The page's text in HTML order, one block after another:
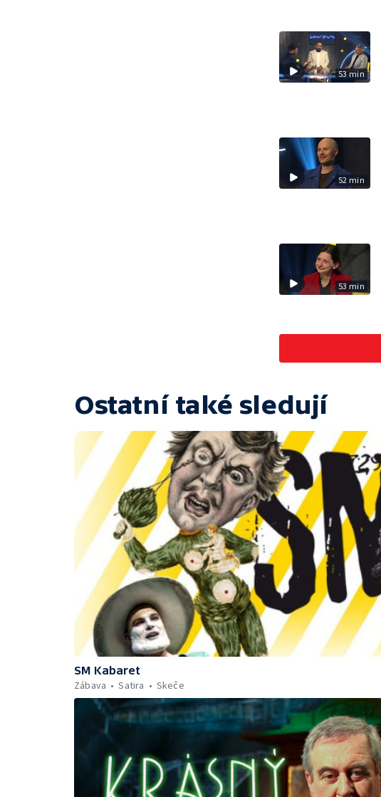
53 min
52 min
53 min
Ostatní také sledují
SM Kabaret
Zábava
Satira Skeče